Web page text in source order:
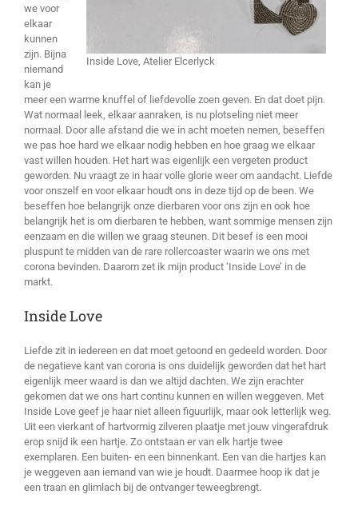
Inside Love, Atelier Elcerlyck
we voor
elkaar
kunnen
zijn. Bijna
niemand
kan je
meer een warme knuffel of liefdevolle zoen geven. En dat doet pijn.
Wat normaal leek, elkaar aanraken, is nu plotseling niet meer
normaal. Door alle afstand die we in acht moeten nemen, beseffen
we pas hoe hard we elkaar nodig hebben en hoe graag we elkaar
vast willen houden. Het hart was eigenlijk een vergeten product
geworden. Nu vraagt ze in haar volle glorie weer om aandacht. Liefde
voor onszelf en voor elkaar houdt ons in deze tijd op de been. We
beseffen hoe belangrijk onze dierbaren voor ons zijn en ook hoe
belangrijk het is om dierbaren te hebben, want sommige mensen zijn
eenzaam en die willen we graag steunen. Dit besef is een mooi
pluspunt te midden van de rare rollercoaster waarin we ons met
corona bevinden. Daarom zet ik mijn product ‘Inside Love’ in de
markt.
Inside Love
Liefde zit in iedereen en dat moet getoond en gedeeld worden. Door
de negatieve kant van corona is ons duidelijk geworden dat het hart
eigenlijk meer waard is dan we altijd dachten. We zijn erachter
gekomen dat we ons hart continu kunnen en willen weggeven. Met
Inside Love geef je haar niet alleen figuurlijk, maar ook letterlijk weg.
Uit een vierkant of hartvormig zilveren plaatje met jouw vingerafdruk
erop snijd ik een hartje. Zo ontstaan er van elk hartje twee
exemplaren. Een buiten- en een binnenkant. Een van die hartjes kan
je weggeven aan iemand van wie je houdt. Daarmee hoop ik dat je
een traan en glimlach bij de ontvanger teweegbrengt.